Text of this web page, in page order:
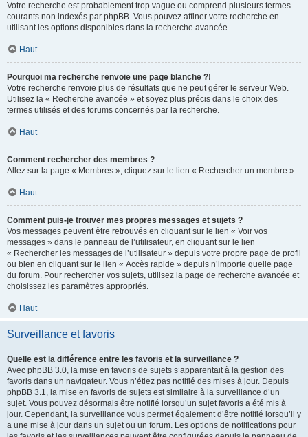
Votre recherche est probablement trop vague ou comprend plusieurs termes
courants non indexés par phpBB. Vous pouvez affiner votre recherche en
utilisant les options disponibles dans la recherche avancée.
Haut
Pourquoi ma recherche renvoie une page blanche ?!
Votre recherche renvoie plus de résultats que ne peut gérer le serveur Web.
Utilisez la « Recherche avancée » et soyez plus précis dans le choix des
termes utilisés et des forums concernés par la recherche.
Haut
Comment rechercher des membres ?
Allez sur la page « Membres », cliquez sur le lien « Rechercher un membre ».
Haut
Comment puis-je trouver mes propres messages et sujets ?
Vos messages peuvent être retrouvés en cliquant sur le lien « Voir vos
messages » dans le panneau de l’utilisateur, en cliquant sur le lien
« Rechercher les messages de l’utilisateur » depuis votre propre page de profil
ou bien en cliquant sur le lien « Accès rapide » depuis n’importe quelle page
du forum. Pour rechercher vos sujets, utilisez la page de recherche avancée et
choisissez les paramètres appropriés.
Haut
Surveillance et favoris
Quelle est la différence entre les favoris et la surveillance ?
Avec phpBB 3.0, la mise en favoris de sujets s’apparentait à la gestion des
favoris dans un navigateur. Vous n’étiez pas notifié des mises à jour. Depuis
phpBB 3.1, la mise en favoris de sujets est similaire à la surveillance d’un
sujet. Vous pouvez désormais être notifié lorsqu’un sujet favoris a été mis à
jour. Cependant, la surveillance vous permet également d’être notifié lorsqu’il y
a une mise à jour dans un sujet ou un forum. Les options de notifications pour